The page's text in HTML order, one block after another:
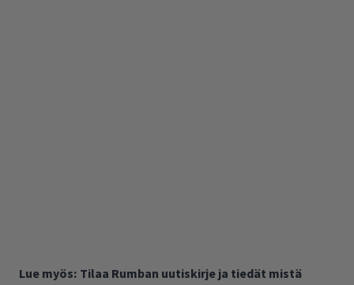
Lue myös: Tilaa Rumban uutiskirje ja tiedät mistä